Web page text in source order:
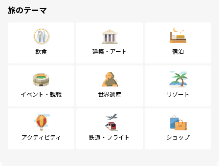
旅のテーマ
飲食 建築・アート 宿泊
イベント・観戦 世界遺産 リゾート
アクティビティ 鉄道・フライト ショップ